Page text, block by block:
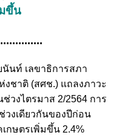
ขึ้น
นท์ เลขาธิการสภา
ชาติ (สศช.) แถลงภาวะ
วงไตรมาส 2/2564 การ
วงเดียวกันของปีก่อน
กษตรเพิ่มขึ้น 2.4%